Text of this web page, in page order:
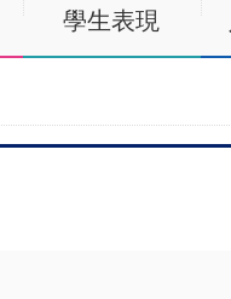
學生表現